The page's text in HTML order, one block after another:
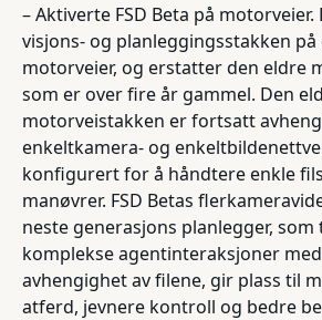
– Aktiverte FSD Beta på
visjons- og planleggingsstakken
motorveier, og erstatter den eldre
som er over fire år gammel. Den
motorveistakken er fortsatt
enkeltkamera- og
konfigurert for å håndtere enkle
manøvrer. FSD Betas
neste generasjons planlegger,
komplekse agentinteraksjoner
avhengighet av filene, gir plass til
atferd, jevnere kontroll og bedre